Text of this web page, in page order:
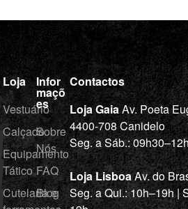
Loja
Vestuário
Calçado
Equipamento
Tático
Cutelaria e
Infor
maçõ
es
Sobre
Nós
FAQ
Blog
Contactos
Loja GaiaAv. Poeta
4400-708 Canidelo
Seg. a Sáb.:
Loja LisboaAv. do
Seg. a Qui.: 10h–19h |